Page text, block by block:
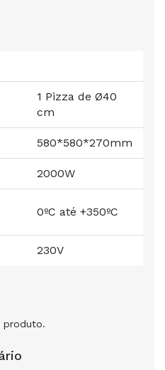
1 Pizza de Ø40
cm
580*580*270mm
2000W
0ºC até +350ºC
230V
produto.